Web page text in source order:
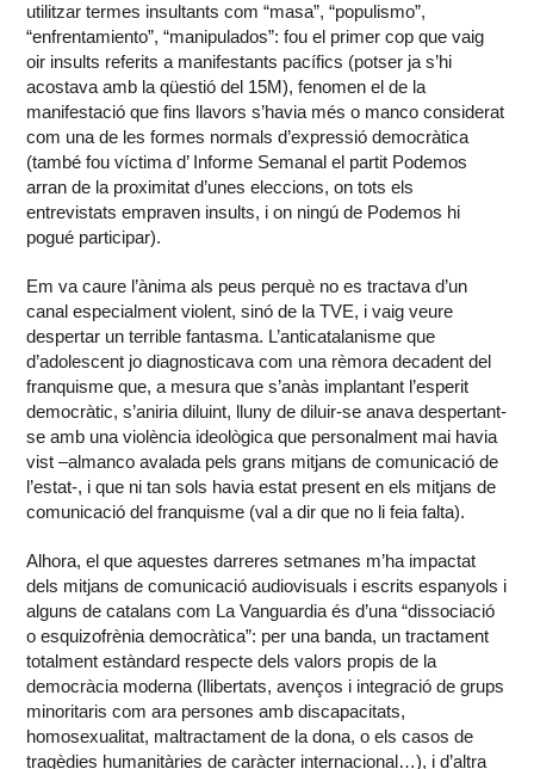
utilitzar termes insultants com “masa”, “populismo”,
“enfrentamiento”, “manipulados”: fou el primer cop que vaig
oir insults referits a manifestants pacífics (potser ja s’hi
acostava amb la qüestió del 15M), fenomen el de la
manifestació que fins llavors s’havia més o manco considerat
com una de les formes normals d’expressió democràtica
(també fou víctima d’ Informe Semanal el partit Podemos
arran de la proximitat d’unes eleccions, on tots els
entrevistats empraven insults, i on ningú de Podemos hi
pogué participar).
Em va caure l’ànima als peus perquè no es tractava d’un
canal especialment violent, sinó de la TVE, i vaig veure
despertar un terrible fantasma. L’anticatalanisme que
d’adolescent jo diagnosticava com una rèmora decadent del
franquisme que, a mesura que s’anàs implantant l’esperit
democràtic, s’aniria diluint, lluny de diluir-se anava despertant-
se amb una violència ideològica que personalment mai havia
vist –almanco avalada pels grans mitjans de comunicació de
l’estat-, i que ni tan sols havia estat present en els mitjans de
comunicació del franquisme (val a dir que no li feia falta).
Alhora, el que aquestes darreres setmanes m’ha impactat
dels mitjans de comunicació audiovisuals i escrits espanyols i
alguns de catalans com La Vanguardia és d’una “dissociació
o esquizofrènia democràtica”: per una banda, un tractament
totalment estàndard respecte dels valors propis de la
democràcia moderna (llibertats, avenços i integració de grups
minoritaris com ara persones amb discapacitats,
homosexualitat, maltractament de la dona, o els casos de
tragèdies humanitàries de caràcter internacional…), i d’altra